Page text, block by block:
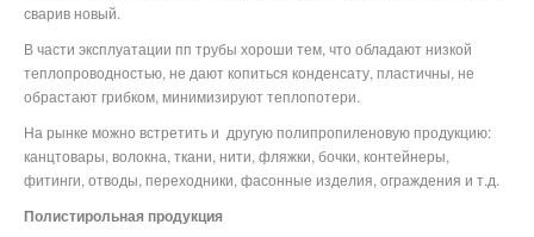
сварив новый.
В части эксплуатации пп трубы хороши тем, что обладают низкой
теплопроводностью, не дают копиться конденсату, пластичны, не
обрастают грибком, минимизируют теплопотери.
На рынке можно встретить и другую полипропиленовую продукцию:
канцтовары, волокна, ткани, нити, фляжки, бочки, контейнеры,
фитинги, отводы, переходники, фасонные изделия, ограждения и т.д.
Полистирольная продукция